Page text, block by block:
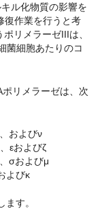
ル化物質の影響を
復作業を行うと考
リメラーゼIIIは、
菌細胞あたりのコ
リメラーゼは、次
およびν
εおよびζ
σおよびμ
よびκ
す。